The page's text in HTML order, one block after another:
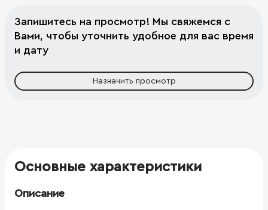
Запишитесь на просмотр! Мы свяжемся с
Вами, чтобы уточнить удобное для вас время
и дату
Назначить просмотр
Основные характеристики
Описание